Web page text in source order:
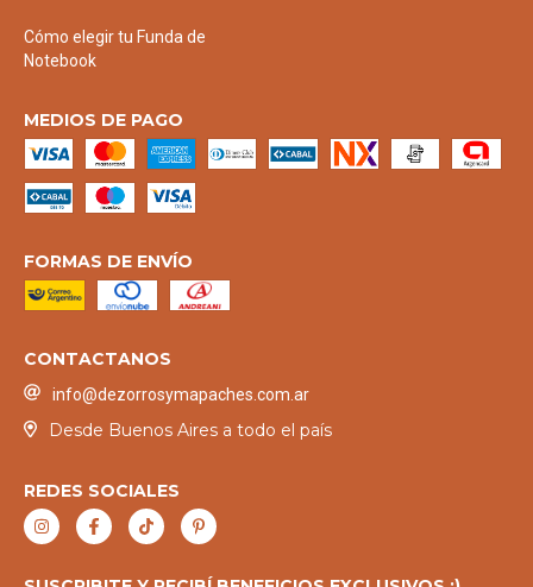
Cómo elegir tu Funda de
Notebook
MEDIOS DE PAGO
FORMAS DE ENVÍO
CONTACTANOS
info@dezorrosymapaches.com.ar
Desde Buenos Aires a todo el país
REDES SOCIALES